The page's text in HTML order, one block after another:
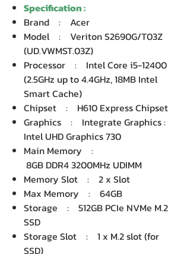
Specification :
Brand : Acer
Model : Veriton S2690G/T03Z
(UD.VWMST.03Z)
Processor : Intel Core i5-12400
(2.5GHz up to 4.4GHz, 18MB Intel
Smart Cache)
Chipset : H610 Express Chipset
Graphics : Integrate Graphics :
Intel UHD Graphics 730
Main Memory :
8GB DDR4 3200MHz UDIMM
Memory Slot : 2 x Slot
Max Memory : 64GB
Storage : 512GB PCIe NVMe M.2
SSD
Storage Slot : 1 x M.2 slot (for
SSD)